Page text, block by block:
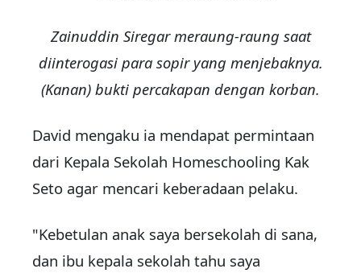
Zainuddin Siregar meraung-raung saat
diinterogasi para sopir yang menjebaknya.
(Kanan) bukti percakapan dengan korban.
David mengaku ia mendapat permintaan
dari Kepala Sekolah Homeschooling Kak
Seto agar mencari keberadaan pelaku.
"Kebetulan anak saya bersekolah di sana,
dan ibu kepala sekolah tahu saya